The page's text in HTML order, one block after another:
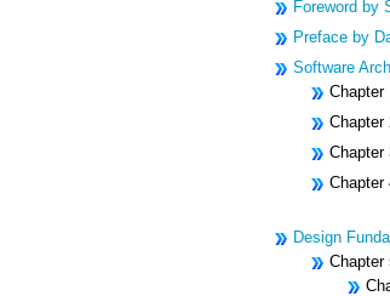
Foreword by
Preface by
Software
Chapter
Chapter
Chapter
Chapter
Design
Chapter